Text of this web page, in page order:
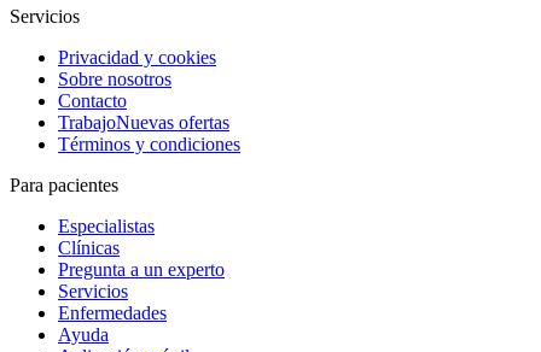
Servicios
Privacidad y cookies
Sobre nosotros
Contacto
TrabajoNuevas ofertas
Términos y condiciones
Para pacientes
Especialistas
Clínicas
Pregunta a un experto
Servicios
Enfermedades
Ayuda